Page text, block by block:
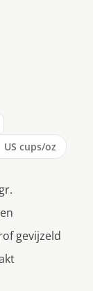
US cups/oz
gevijzeld